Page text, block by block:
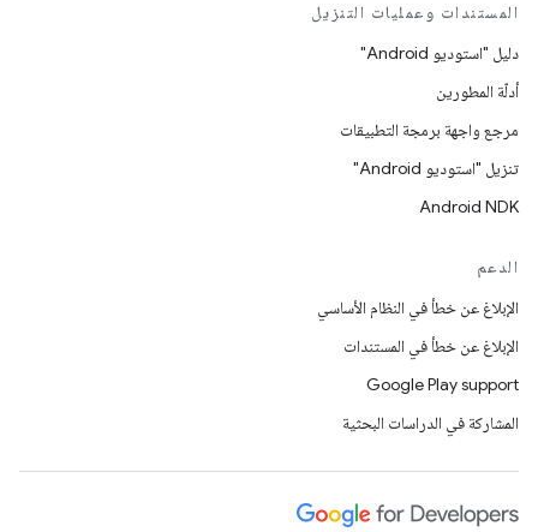
المستندات وعمليات التنزيل
دليل "استوديو Android"
أدلّة المطورين
مرجع واجهة برمجة التطبيقات
تنزيل "استوديو Android"
Android NDK
الدعم
الإبلاغ عن خطأ في النظام الأساسي
الإبلاغ عن خطأ في المستندات
Google Play support
المشاركة في الدراسات البحثية